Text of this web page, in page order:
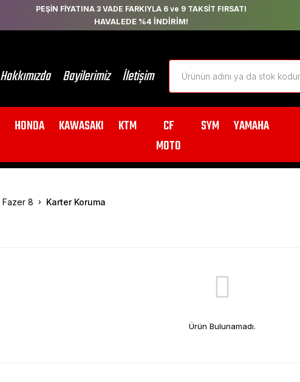
PEŞİN FİYATINA 3 VADE FARKIYLA 6 ve 9 TAKSİT FIRSATI
HAVALEDE %4 İNDİRİM!
Hakkımızda Bayilerimiz İletişim
HONDA KAWASAKI KTM
CF
MOTO
SYM YAMAHA
Fazer 8 Karter Koruma
Ürün Bulunamadı.